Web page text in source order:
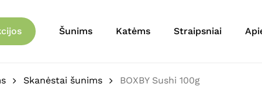
Šunims Katėms Straipsniai
Skanėstai šunims BOXBY Sushi 100g
Būkite pirmas aprašęs
Jūsų įvertinimas